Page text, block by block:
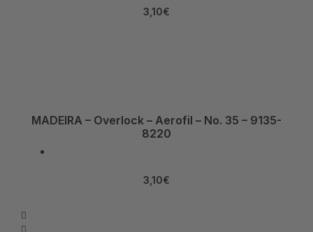
3,10€
MADEIRA – Overlock – Aerofil – No. 35 – 9135-
8220
3,10€